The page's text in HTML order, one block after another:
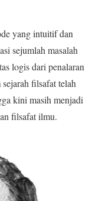
yang intuitif dan
sejumlah masalah
logis dari penalaran
filsafat telah
kini masih menjadi
filsafat ilmu.